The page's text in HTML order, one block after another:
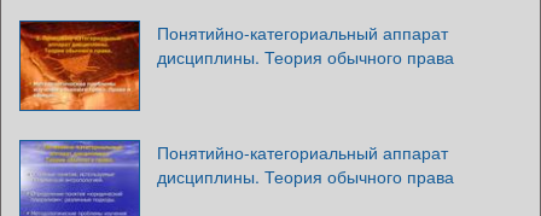
Понятийно-категориальный аппарат
дисциплины. Теория обычного права
Понятийно-категориальный аппарат
дисциплины. Теория обычного права